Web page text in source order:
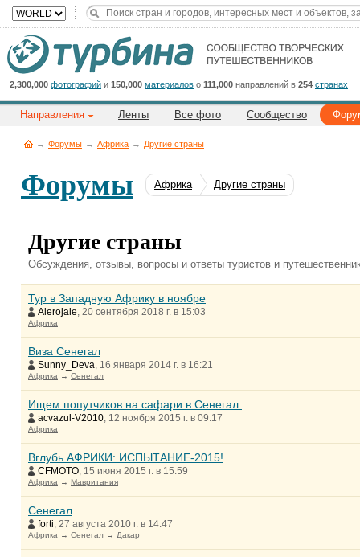
2,300,000 фотографий и 150,000 материалов о 111,000 направлений в 254 странах
Направления Ленты Все фото Сообщество
→ Форумы → Африка → Другие страны
Форумы Африка Другие страны
Другие страны
Обсуждения, отзывы, вопросы и ответы туристов и
Тур в Западную Африку в ноябре
Alerojale, 20 сентября 2018 г. в 15:03
Африка
Виза Сенегал
Sunny_Deva, 16 января 2014 г. в 16:21
Африка → Сенегал
Ищем попутчиков на сафари в Сенегал.
acvazul-V2010, 12 ноября 2015 г. в 09:17
Африка
Вглубь АФРИКИ: ИСПЫТАНИЕ-2015!
CFMOTO, 15 июня 2015 г. в 15:59
Африка → Мавритания
Сенегал
forti, 27 августа 2010 г. в 14:47
Африка → Сенегал → Дакар
Cейчас
на
сайте:
Title
Button